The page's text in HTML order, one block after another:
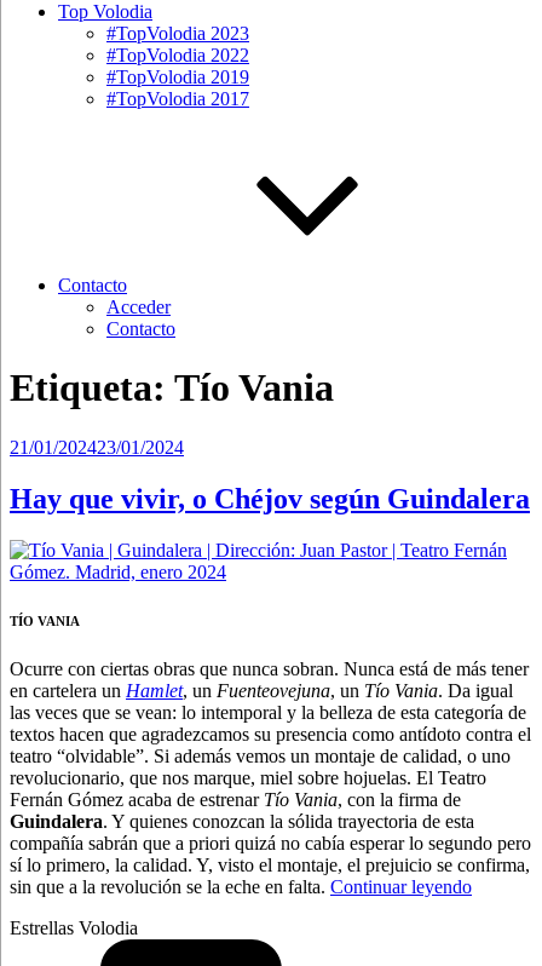
Top Volodia
#TopVolodia 2023
#TopVolodia 2022
#TopVolodia 2019
#TopVolodia 2017
Contacto
Acceder
Contacto
Etiqueta: Tío Vania
Publicado
21/01/202423/01/2024
Hay que vivir, o Chéjov según Guindalera
TÍO VANIA
Ocurre con ciertas obras que nunca sobran. Nunca está de más tener
en cartelera un Hamlet, un Fuenteovejuna, un Tío Vania. Da igual
las veces que se vean: lo intemporal y la belleza de esta categoría de
textos hacen que agradezcamos su presencia como antídoto contra el
teatro “olvidable”. Si además vemos un montaje de calidad, o uno
revolucionario, que nos marque, miel sobre hojuelas. El Teatro
Fernán Gómez acaba de estrenar Tío Vania, con la firma de
Guindalera. Y quienes conozcan la sólida trayectoria de esta
compañía sabrán que a priori quizá no cabía esperar lo segundo pero
sí lo primero, la calidad. Y, visto el montaje, el prejuicio se confirma,
sin que a la revolución se la eche en falta. Continuar leyendo“Hay
Estrellas Volodia